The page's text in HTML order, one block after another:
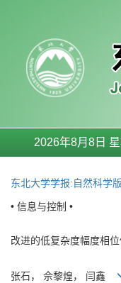
2026年8月8日
东北大学学报:自然科学版
• 信息与控制 •
改进的低复杂度幅度相
张石， 佘黎煌， 闫鑫